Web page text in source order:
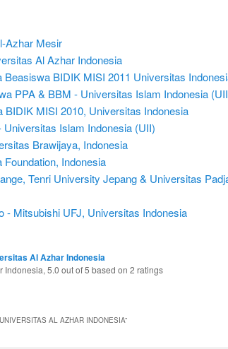
Azhar Mesir
Al Azhar Indonesia
Beasiswa BIDIK MISI 2011 Universitas
PPA & BBM - Universitas Islam Indonesia
BIDIK MISI 2010, Universitas Indonesia
Islam Indonesia (UII)
Brawijaya, Indonesia
Indonesia
Tenri University Jepang & Universitas
- Mitsubishi UFJ, Universitas Indonesia
Al Azhar Indonesia
Indonesia,5.0 out of5 based on2 ratings
AL AZHAR INDONESIA”